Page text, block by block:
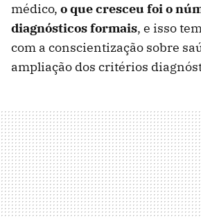
médico, o que cresceu foi o
diagnósticos formais, e isso
com a conscientização sobre
ampliação dos critérios